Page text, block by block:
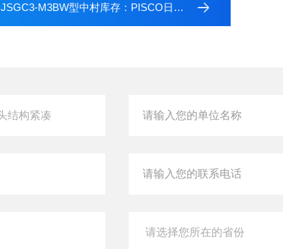
JSGC3-M3BW型中村库存：PISCO日本碧铄科弯头结构紧凑